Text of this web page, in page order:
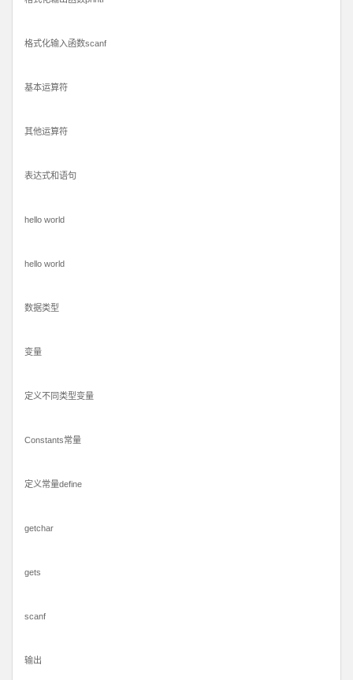
格式化输入函数scanf
基本运算符
其他运算符
表达式和语句
hello world
hello world
数据类型
变量
定义不同类型变量
Constants常量
定义常量define
getchar
gets
scanf
输出